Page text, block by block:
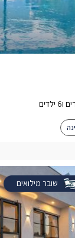
שובר מילואים